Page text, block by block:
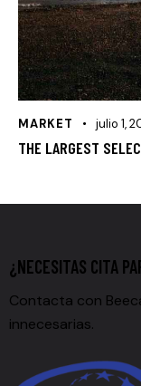
MARKET julio 1,
THE LARGEST
¿NECESITAS CITA
Contacta con
innecesarias.